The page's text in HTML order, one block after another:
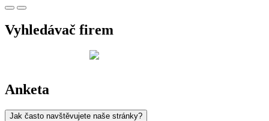
Vyhledávač firem
Anketa
Jak často navštěvujete naše stránky?